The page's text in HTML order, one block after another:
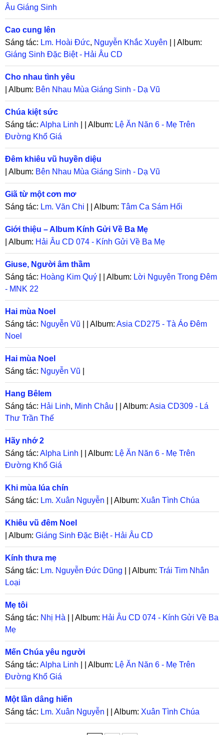
Âu Giáng Sinh
Cao cung lên
Sáng tác: Lm. Hoài Đức, Nguyễn Khắc Xuyên | | Album:
Giáng Sinh Đặc Biệt - Hải Âu CD
Cho nhau tình yêu
| Album: Bên Nhau Mùa Giáng Sinh - Dạ Vũ
Chúa kiệt sức
Sáng tác: Alpha Linh | | Album: Lệ Ăn Năn 6 - Mẹ Trên
Đường Khổ Giá
Đêm khiêu vũ huyền diệu
| Album: Bên Nhau Mùa Giáng Sinh - Dạ Vũ
Giã từ một cơn mơ
Sáng tác: Lm. Văn Chi | | Album: Tâm Ca Sám Hối
Giới thiệu – Album Kính Gửi Về Ba Mẹ
| Album: Hải Âu CD 074 - Kính Gửi Về Ba Mẹ
Giuse, Người âm thầm
Sáng tác: Hoàng Kim Quý | | Album: Lời Nguyện Trong Đêm
- MNK 22
Hai mùa Noel
Sáng tác: Nguyễn Vũ | | Album: Asia CD275 - Tà Áo Đêm
Noel
Hai mùa Noel
Sáng tác: Nguyễn Vũ
Hang Bêlem
Sáng tác: Hải Linh, Minh Châu | | Album: Asia CD309 - Lá
Thư Trần Thế
Hãy nhớ 2
Sáng tác: Alpha Linh | | Album: Lệ Ăn Năn 6 - Mẹ Trên
Đường Khổ Giá
Khi mùa lúa chín
Sáng tác: Lm. Xuân Nguyễn | | Album: Xuân Tình Chúa
Khiêu vũ đêm Noel
| Album: Giáng Sinh Đặc Biệt - Hải Âu CD
Kính thưa mẹ
Sáng tác: Lm. Nguyễn Đức Dũng | | Album: Trái Tim Nhân
Loại
Mẹ tôi
Sáng tác: Nhị Hà | | Album: Hải Âu CD 074 - Kính Gửi Về Ba
Mẹ
Mến Chúa yêu người
Sáng tác: Alpha Linh | | Album: Lệ Ăn Năn 6 - Mẹ Trên
Đường Khổ Giá
Một lần dâng hiến
Sáng tác: Lm. Xuân Nguyễn | | Album: Xuân Tình Chúa